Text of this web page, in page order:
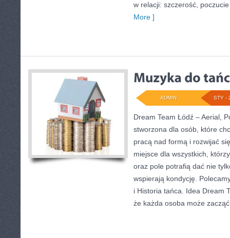
w relacji: szczerość,
More ]
STY -
ADMIN
Dream Team Łódź – Aerial,
stworzona dla osób, które
pracą nad formą i rozwijać
miejsce dla wszystkich,
oraz pole potrafią dać nie
wspierają kondycję.
i Historia tańca. Idea Dream
że każda osoba może zacząć